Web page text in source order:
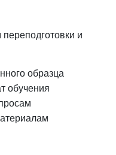
и
образца
обучения